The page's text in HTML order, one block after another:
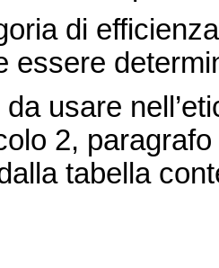
di
essere
usare
2,
tabella